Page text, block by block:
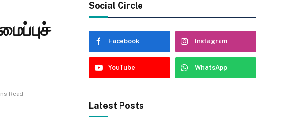
Read
Social Circle
Facebook Instagram
YouTube WhatsApp
Latest Posts